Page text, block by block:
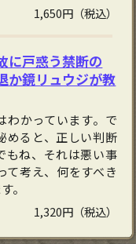
1,650円（税込）
に戸惑う禁断の
か鏡リュウジが教
わかっています。で
めると、正しい判断
もね、それは悪い事
て考え、何をすべき
。
1,320円（税込）